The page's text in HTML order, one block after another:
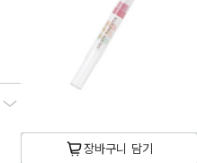
장바구니 담기